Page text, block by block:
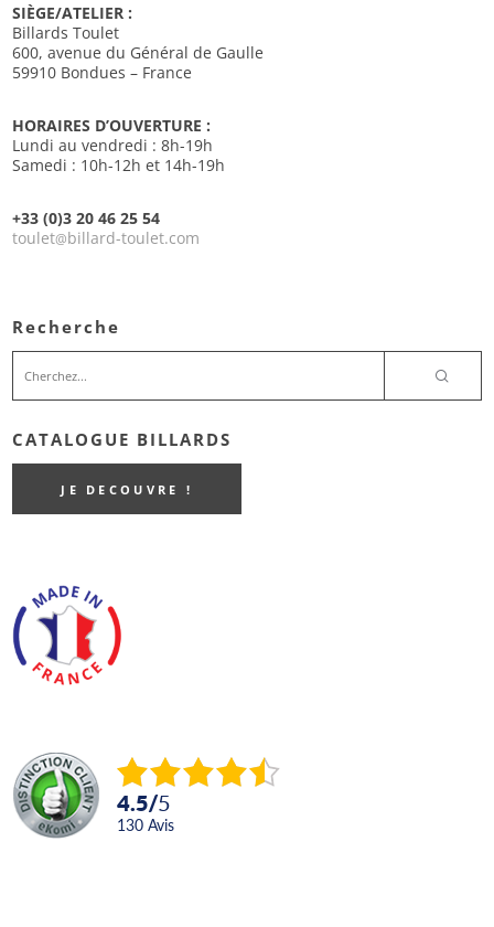
SIÈGE/ATELIER :
Billards Toulet
600, avenue du Général de Gaulle
59910 Bondues – France
HORAIRES D’OUVERTURE :
Lundi au vendredi : 8h-19h
Samedi : 10h-12h et 14h-19h
+33 (0)3 20 46 25 54
toulet@billard-toulet.com
Recherche
CATALOGUE BILLARDS
JE DECOUVRE !
4.5/5
130 avis